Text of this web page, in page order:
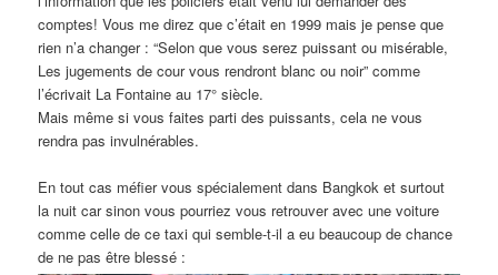
comptes! Vous me direz que c’était en 1999 mais je pense que
rien n’a changer : “Selon que vous serez puissant ou misérable,
Les jugements de cour vous rendront blanc ou noir” comme
l’écrivait La Fontaine au 17° siècle.
Mais même si vous faites parti des puissants, cela ne vous
rendra pas invulnérables.
En tout cas méfier vous spécialement dans Bangkok et surtout
la nuit car sinon vous pourriez vous retrouver avec une voiture
comme celle de ce taxi qui semble-t-il a eu beaucoup de chance
de ne pas être blessé :